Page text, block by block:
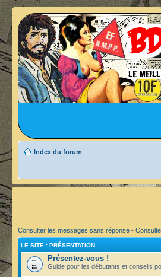
Index du forum
Consulter les messages sans réponse •
LE SITE : PRÉSENTATION
Présentez-vous !
Guide pour les débutants et conseils